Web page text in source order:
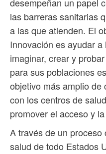
desempeñan un papel
las barreras sanitarias
a las que atienden. El
Innovación es ayudar
imaginar, crear y
para sus poblaciones
objetivo más amplio
con los centros de
promover el acceso y
A través de un
salud de todo Estados